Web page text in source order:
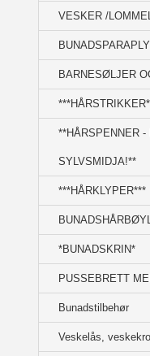
VESKER /
BUNADSPARAPLY
BARNESØLJER
**HÅRSPENNER -
SYLVSMIDJA!**
***HÅRKLYPER***
*BUNADSKRIN*
PUSSEBRETT
Bunadstilbehør
Veskelås,